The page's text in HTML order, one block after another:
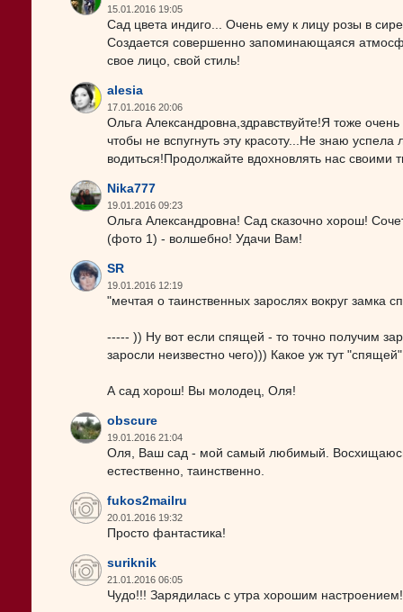
15.01.2016 19:05
Сад цвета индиго... Очень ему к лицу розы в
Создается совершенно запоминающаяся
свое лицо, свой стиль!
alesia
17.01.2016 20:06
Ольга Александровна,здравствуйте!Я тоже
чтобы не вспугнуть эту красоту...Не знаю
водиться!Продолжайте вдохновлять нас своими
Nika777
19.01.2016 09:23
Ольга Александровна! Сад сказочно хорош!
(фото 1) - волшебно! Удачи Вам!
SR
19.01.2016 12:19
"мечтая о таинственных зарослях вокруг замка
----- )) Ну вот если спящей - то точно получим
заросли неизвестно чего))) Какое уж тут
А сад хорош! Вы молодец, Оля!
obscure
19.01.2016 21:04
Оля, Ваш сад - мой самый любимый.
естественно, таинственно.
fukos2mailru
20.01.2016 19:32
Просто фантастика!
suriknik
21.01.2016 06:05
Чудо!!! Зарядилась с утра хорошим